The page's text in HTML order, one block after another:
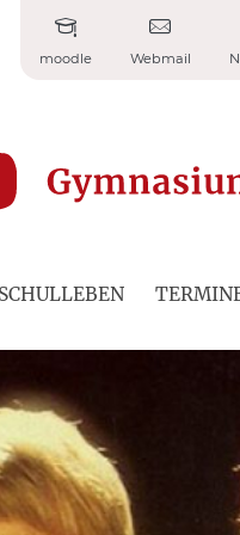
moodle Webmail
SCHULLEBEN